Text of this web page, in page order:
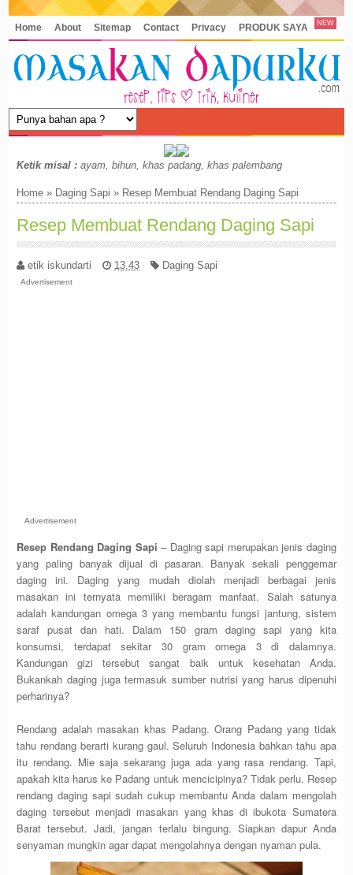
Home About Sitemap Contact Privacy PRODUK SAYA NEW
Ketik misal : ayam, bihun, khas padang, khas palembang
Home » Daging Sapi » Resep Membuat Rendang Daging Sapi
Resep Membuat Rendang Daging Sapi
etik iskundarti 13.43 Daging Sapi
Advertisement
Advertisement
Resep Rendang Daging Sapi – Daging sapi merupakan jenis daging
yang paling banyak dijual di pasaran. Banyak sekali penggemar
daging ini. Daging yang mudah diolah menjadi berbagai jenis
masakan ini ternyata memiliki beragam manfaat. Salah satunya
adalah kandungan omega 3 yang membantu fungsi jantung, sistem
saraf pusat dan hati. Dalam 150 gram daging sapi yang kita
konsumsi, terdapat sekitar 30 gram omega 3 di dalamnya.
Kandungan gizi tersebut sangat baik untuk kesehatan Anda.
Bukankah daging juga termasuk sumber nutrisi yang harus dipenuhi
perharinya?
Rendang adalah masakan khas Padang. Orang Padang yang tidak
tahu rendang berarti kurang gaul. Seluruh Indonesia bahkan tahu apa
itu rendang. Mie saja sekarang juga ada yang rasa rendang. Tapi,
apakah kita harus ke Padang untuk mencicipinya? Tidak perlu. Resep
rendang daging sapi sudah cukup membantu Anda dalam mengolah
daging tersebut menjadi masakan yang khas di ibukota Sumatera
Barat tersebut. Jadi, jangan terlalu bingung. Siapkan dapur Anda
senyaman mungkin agar dapat mengolahnya dengan nyaman pula.